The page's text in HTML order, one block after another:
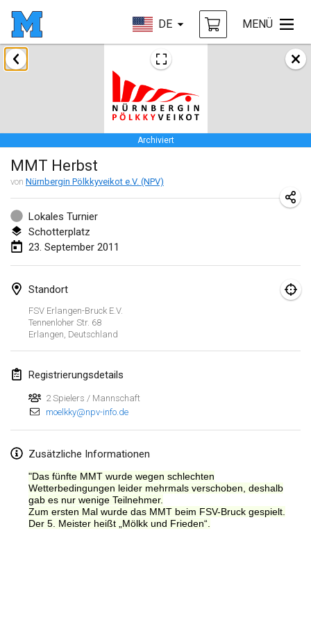
DE MENÜ
Archiviert
MMT Herbst
von Nürnbergin Pölkkyveikot e.V. (NPV)
Lokales Turnier
Schotterplatz
23. September 2011
Standort
FSV Erlangen-Bruck E.V.
Tennenloher Str. 68
Erlangen Deutschland
Registrierungsdetails
2 Spielers / Mannschaft
moelkky@npv-info.de
Zusätzliche Informationen
"Das fünfte MMT wurde wegen schlechten
Wetterbedingungen leider mehrmals verschoben, deshalb
gab es nur wenige Teilnehmer.
Zum ersten Mal wurde das MMT beim FSV-Bruck gespielt.
Der 5. Meister heißt „Mölkk und Frieden“.
Es sind keine Turniere in der angezeigten Region auf der